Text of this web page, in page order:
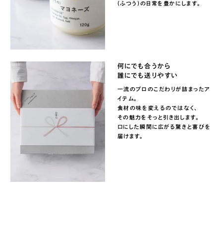
(ふつう)の日常を豊かにします。
何にでも合うから
誰にでも送りやすい
一流のプロのこだわりが詰まったア
イテム。
食材の味を変えるのではなく、
その魅力をそっと引き出します。
口にした瞬間に広がる驚きと喜びを
届けます。